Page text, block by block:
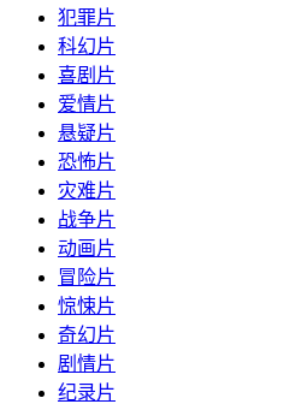
犯罪片
科幻片
喜剧片
爱情片
悬疑片
恐怖片
灾难片
战争片
动画片
冒险片
惊悚片
奇幻片
剧情片
纪录片